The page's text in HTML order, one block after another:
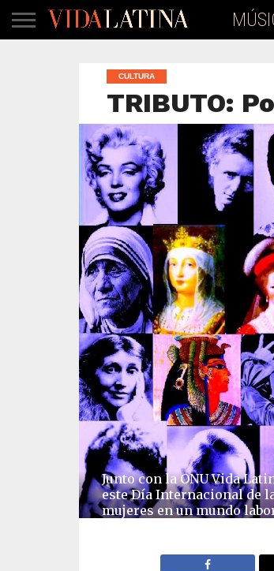
CULTURA
TRIBUTO:
Junto con la ONU Vida
este Día Internacional de
mujeres en un mundo